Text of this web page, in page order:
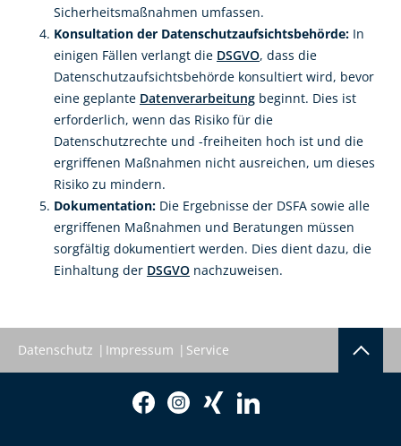
Sicherheitsmaßnahmen umfassen.
Konsultation der Datenschutzaufsichtsbehörde: In
einigen Fällen verlangt die DSGVO, dass die
Datenschutzaufsichtsbehörde konsultiert wird, bevor
eine geplante Datenverarbeitung beginnt. Dies ist
erforderlich, wenn das Risiko für die
Datenschutzrechte und -freiheiten hoch ist und die
ergriffenen Maßnahmen nicht ausreichen, um dieses
Risiko zu mindern.
Dokumentation: Die Ergebnisse der DSFA sowie alle
ergriffenen Maßnahmen und Beratungen müssen
sorgfältig dokumentiert werden. Dies dient dazu, die
Einhaltung der DSGVO nachzuweisen.
Datenschutz Impressum Service